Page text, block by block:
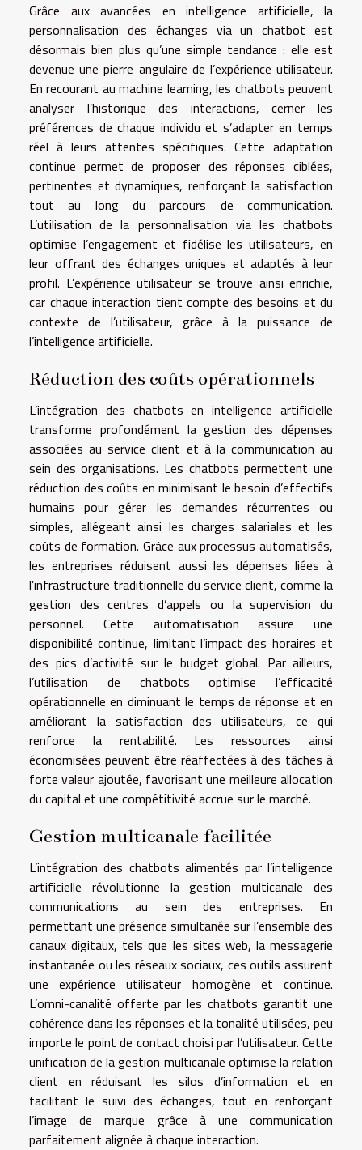
Grâce aux avancées en intelligence artificielle, la
personnalisation des échanges via un chatbot est
désormais bien plus qu’une simple tendance : elle est
devenue une pierre angulaire de l’expérience utilisateur.
En recourant au machine learning, les chatbots peuvent
analyser l’historique des interactions, cerner les
préférences de chaque individu et s’adapter en temps
réel à leurs attentes spécifiques. Cette adaptation
continue permet de proposer des réponses ciblées,
pertinentes et dynamiques, renforçant la satisfaction
tout au long du parcours de communication.
L’utilisation de la personnalisation via les chatbots
optimise l’engagement et fidélise les utilisateurs, en
leur offrant des échanges uniques et adaptés à leur
profil. L’expérience utilisateur se trouve ainsi enrichie,
car chaque interaction tient compte des besoins et du
contexte de l’utilisateur, grâce à la puissance de
l’intelligence artificielle.
Réduction des coûts opérationnels
L’intégration des chatbots en intelligence artificielle
transforme profondément la gestion des dépenses
associées au service client et à la communication au
sein des organisations. Les chatbots permettent une
réduction des coûts en minimisant le besoin d’effectifs
humains pour gérer les demandes récurrentes ou
simples, allégeant ainsi les charges salariales et les
coûts de formation. Grâce aux processus automatisés,
les entreprises réduisent aussi les dépenses liées à
l’infrastructure traditionnelle du service client, comme la
gestion des centres d’appels ou la supervision du
personnel. Cette automatisation assure une
disponibilité continue, limitant l’impact des horaires et
des pics d’activité sur le budget global. Par ailleurs,
l’utilisation de chatbots optimise l’efficacité
opérationnelle en diminuant le temps de réponse et en
améliorant la satisfaction des utilisateurs, ce qui
renforce la rentabilité. Les ressources ainsi
économisées peuvent être réaffectées à des tâches à
forte valeur ajoutée, favorisant une meilleure allocation
du capital et une compétitivité accrue sur le marché.
Gestion multicanale facilitée
L’intégration des chatbots alimentés par l’intelligence
artificielle révolutionne la gestion multicanale des
communications au sein des entreprises. En
permettant une présence simultanée sur l’ensemble des
canaux digitaux, tels que les sites web, la messagerie
instantanée ou les réseaux sociaux, ces outils assurent
une expérience utilisateur homogène et continue.
L’omni-canalité offerte par les chatbots garantit une
cohérence dans les réponses et la tonalité utilisées, peu
importe le point de contact choisi par l’utilisateur. Cette
unification de la gestion multicanale optimise la relation
client en réduisant les silos d’information et en
facilitant le suivi des échanges, tout en renforçant
l’image de marque grâce à une communication
parfaitement alignée à chaque interaction.